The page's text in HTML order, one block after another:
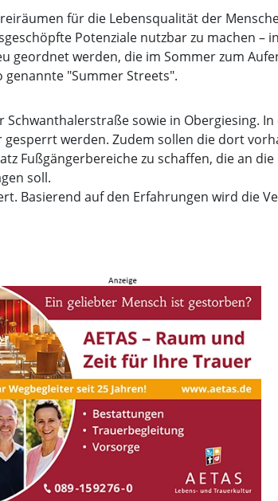
für die Lebensqualität der
Potenziale nutzbar zu machen –
geordnet werden, die im Sommer zum
"Summer Streets".
sowie in Obergiesing.
werden. Zudem sollen die dort
Fußgängerbereiche zu schaffen, die an
soll.
Basierend auf den Erfahrungen wird die